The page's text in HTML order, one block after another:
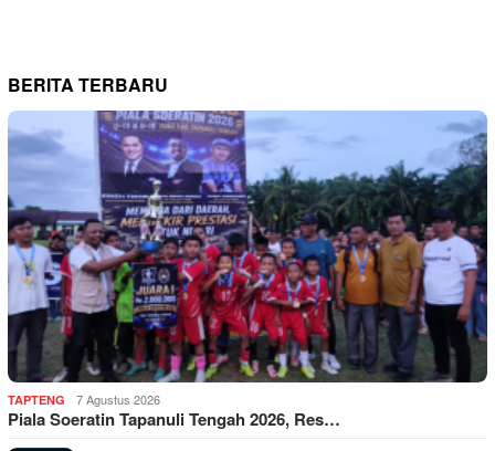
BERITA TERBARU
TAPTENG 7 Agustus 2026
Piala Soeratin Tapanuli Tengah 2026, Res…